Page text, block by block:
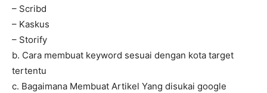
– Scribd
– Kaskus
– Storify
b. Cara membuat keyword sesuai dengan kota target
tertentu
c. Bagaimana Membuat Artikel Yang disukai google